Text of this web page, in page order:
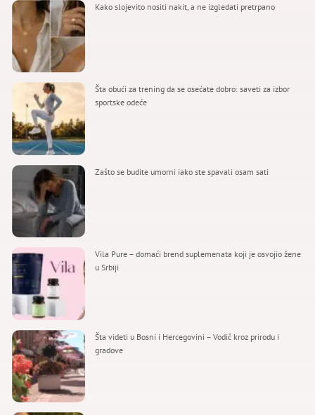
Kako slojevito nositi nakit, a ne izgledati pretrpano
Šta obući za trening da se osećate dobro: saveti za izbor
sportske odeće
Zašto se budite umorni iako ste spavali osam sati
Vila Pure – domaći brend suplemenata koji je osvojio žene
u Srbiji
Šta videti u Bosni i Hercegovini – Vodič kroz prirodu i
gradove